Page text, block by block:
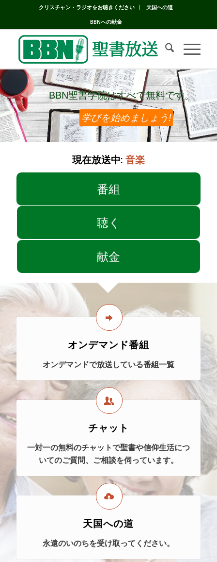
クリスチャン・ラジオをお聴きください
天国への道
BBNへの献金
BBN聖書学院はすべて無料です。
BBN聖書学院はすべて無料です。
学びを始めましょう!
現在放送中: 音楽
番組
聴く
献金
オンデマンド番組
オンデマンドで放送している番組一覧
チャット
一対一の無料のチャットで聖書や信仰生活につ
いてのご質問、ご相談を伺っています。
天国への道
永遠のいのちを受け取ってください。